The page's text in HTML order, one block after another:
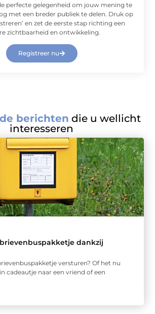
perfecte gelegenheid om jouw mening te
met een breder publiek te delen. Druk op
en zet de eerste stap richting een
zichtbaarheid en ontwikkeling.
Registreer nu
berichten die u wellicht
interesseren
dankzij
versturen? Of het nu
cadeautje naar een vriend of een